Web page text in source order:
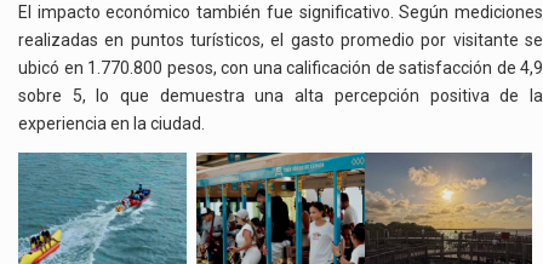
El impacto económico también fue significativo. Según mediciones
realizadas en puntos turísticos, el gasto promedio por visitante se
ubicó en 1.770.800 pesos, con una calificación de satisfacción de 4,9
sobre 5, lo que demuestra una alta percepción positiva de la
experiencia en la ciudad.